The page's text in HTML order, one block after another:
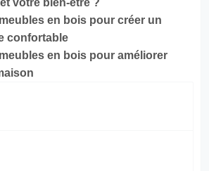
en bois pour créer un
confortable
en bois pour améliorer